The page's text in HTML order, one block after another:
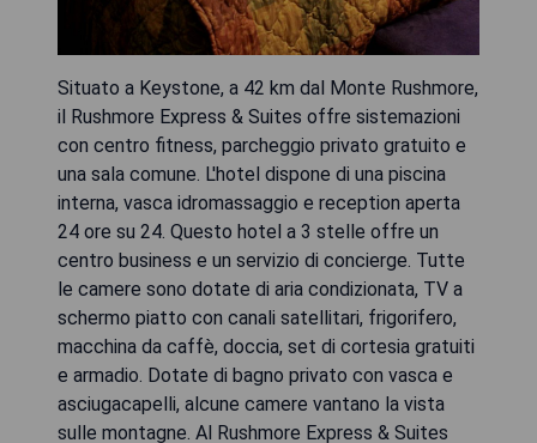
Situato a Keystone, a 42 km dal Monte Rushmore,
il Rushmore Express & Suites offre sistemazioni
con centro fitness, parcheggio privato gratuito e
una sala comune. L'hotel dispone di una piscina
interna, vasca idromassaggio e reception aperta
24 ore su 24. Questo hotel a 3 stelle offre un
centro business e un servizio di concierge. Tutte
le camere sono dotate di aria condizionata, TV a
schermo piatto con canali satellitari, frigorifero,
macchina da caffè, doccia, set di cortesia gratuiti
e armadio. Dotate di bagno privato con vasca e
asciugacapelli, alcune camere vantano la vista
sulle montagne. Al Rushmore Express & Suites